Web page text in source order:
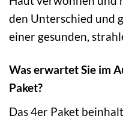
den Unterschied und
einer gesunden,
Was erwartet Sie im
Paket?
Das 4er Paket